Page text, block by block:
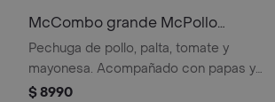
McCombo grande McPollo
Italiano
Pechuga de pollo, palta, tomate y
mayonesa. Acompañado con papas y
bebida grande.
$ 8990